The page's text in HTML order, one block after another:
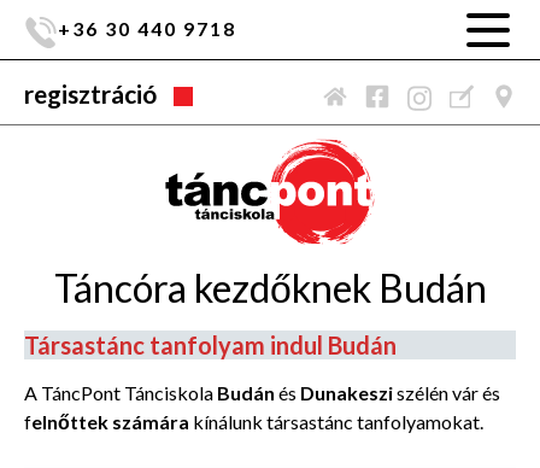
+36 30 440 9718
regisztráció
Táncóra kezdőknek Budán
Társastánc tanfolyam indul Budán
A TáncPont Tánciskola Budán és Dunakesziszélén vár és
felnőttek számára kínálunk társastánc tanfolyamokat.